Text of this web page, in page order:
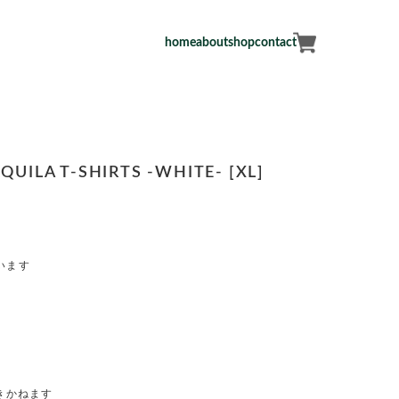
homeaboutshopcontact
T-SHIRTS -WHITE- [XL]
ます
かねます